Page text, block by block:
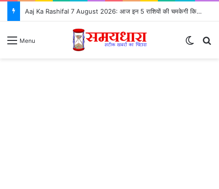
Aaj Ka Rashifal 7 August 2026: आज इन 5 राशियों की चमकेगी किस्मत, जानें सभी 12 राशियों का भविष्यफल
Menu